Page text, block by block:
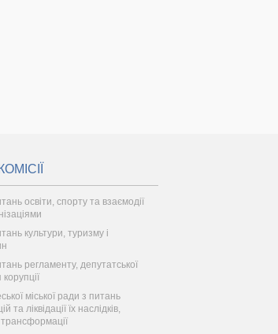
освіти, спорту та взаємодії
культури, туризму і
регламенту, депутатської
міської ради з питань
та ліквідації їх наслідків,
трансформації